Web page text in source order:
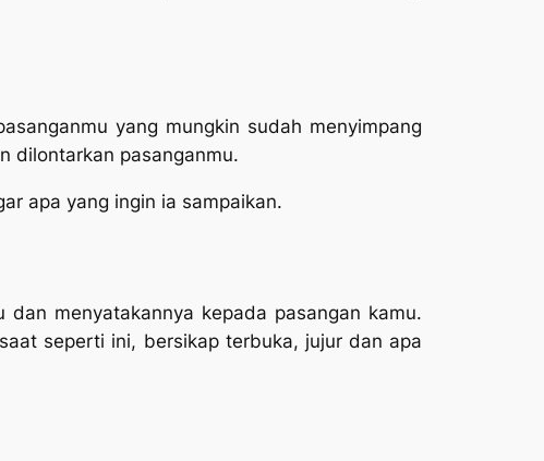
yang mungkin sudah menyimpang
dilontarkan pasanganmu.
apa yang ingin ia sampaikan.
menyatakannya kepada pasangan kamu.
seperti ini, bersikap terbuka, jujur dan apa